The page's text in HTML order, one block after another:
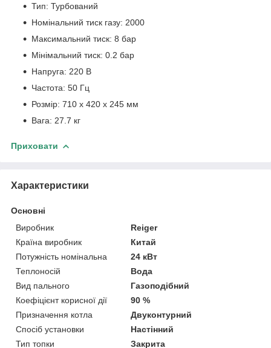
Тип: Турбований
Номінальний тиск газу: 2000
Максимальний тиск: 8 бар
Мінімальний тиск: 0.2 бар
Напруга: 220 В
Частота: 50 Гц
Розмір: 710 х 420 х 245 мм
Вага: 27.7 кг
Приховати
Характеристики
Основні
Виробник
Reiger
Країна виробник
Китай
Потужність номінальна
24 кВт
Теплоносій
Вода
Вид пального
Газоподібний
Коефіцієнт корисної дії
90 %
Призначення котла
Двуконтурний
Спосіб установки
Настінний
Тип топки
Закрита